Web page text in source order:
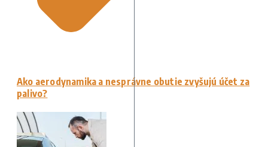
Ako aerodynamika a nesprávne obutie zvyšujú účet za
palivo?